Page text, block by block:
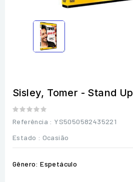
Sisley, Tomer - Stand Up
Referência : YS5050582435221
Estado : Ocasião
Gênero: Espetáculo